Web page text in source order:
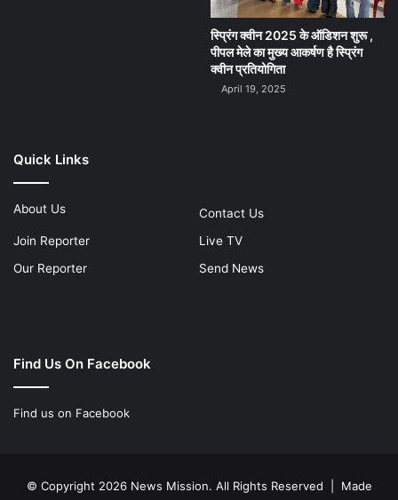
स्प्रिंग क्वीन 2025 के ऑडिशन शुरू ,
पीपल मेले का मुख्य आकर्षण है स्प्रिंग
क्वीन प्रतियोगिता
April 19, 2025
Quick Links
About Us
Contact Us
Join Reporter
Live TV
Our Reporter
Send News
Find Us On Facebook
Find us on Facebook
© Copyright 2026 News Mission. All Rights Reserved | Made